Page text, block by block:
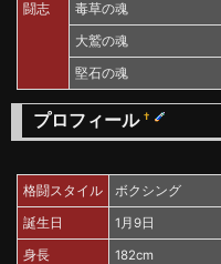
闘志 毒草の魂
大鷲の魂
堅石の魂
プロフィール †
格闘スタイル ボクシング
誕生日 1月9日
身長 182cm